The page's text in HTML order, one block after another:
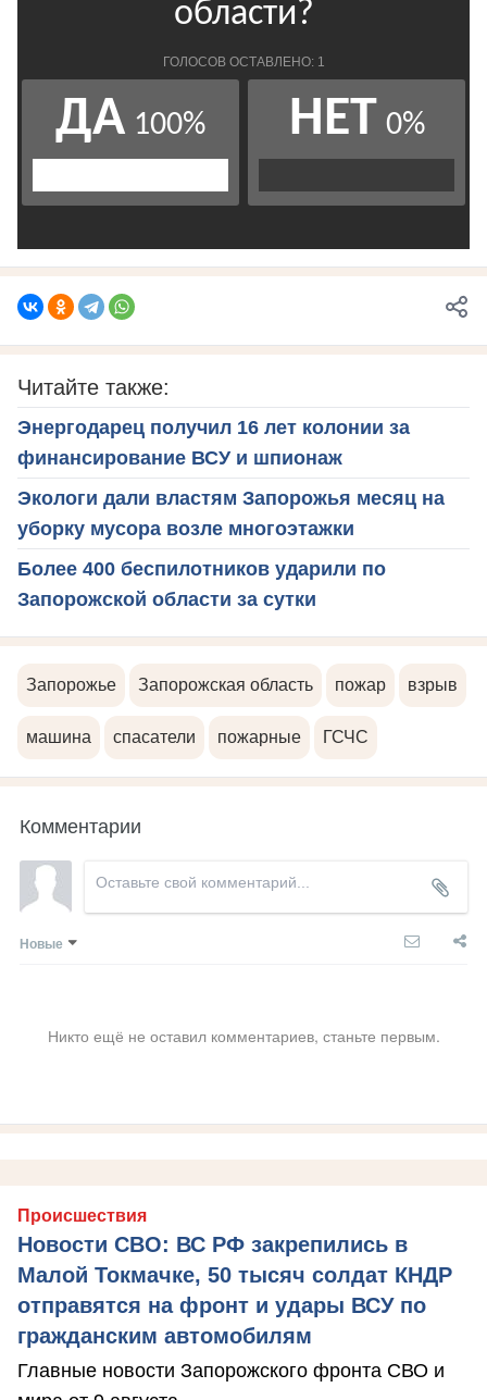
Читайте также:
Энергодарец получил 16 лет колонии за
финансирование ВСУ и шпионаж
Экологи дали властям Запорожья месяц на
уборку мусора возле многоэтажки
Более 400 беспилотников ударили по
Запорожской области за сутки
Запорожье Запорожская область пожар взрыв
машина спасатели пожарные ГСЧС
Комментарии
Новые
Никто ещё не оставил комментариев, станьте первым.
Происшествия
Новости СВО: ВС РФ закрепились в
Малой Токмачке, 50 тысяч солдат КНДР
отправятся на фронт и удары ВСУ по
гражданским автомобилям
Главные новости Запорожского фронта СВО и